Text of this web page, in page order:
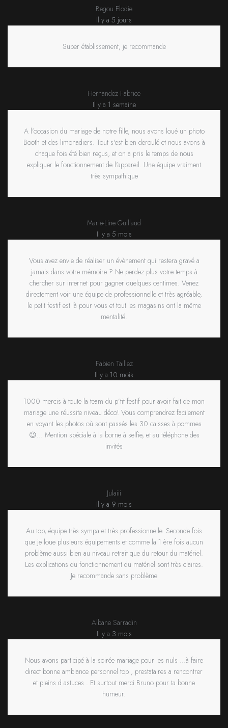
Begou Elodie
Il y a 5 jours
Super établissement, je recommande
Hernandez Fabrice
Il y a 1 semaine
A l'occasion du mariage de notre fille, nous avons loué un photo
Booth et des limonadiers. Tout s'est bien deroulé et nous avons à
chaque fois été bien reçus, et on a pris le temps de nous
expliquer le fonctionnement de l'appareil. Une équipe vraiment
très sympathique
Marie-Line Guillaud
Il y a 5 mois
Vous avez envie de réaliser un évènement qui restera gravé a
jamais dans votre mémoire ? Ne perdez plus votre temps à
chercher sur internet pour gagner quelques centimes. Venez
directement voir une équipe de professionnelle et très agréable,
le petit festif est là pour vous et tout les magasins ont la même
mentalité.
Fabien Taillez
Il y a 10 mois
1000 mercis à toute la team du p’tit festif pour avoir fait de mon
mariage une réussite niveau déco! Vous comprendrez facilement
en voyant les photos où sont passés les 30 caisses à pommes
😉… Mention spéciale à la borne à selfie, et au téléphone des
invités
Julaiii
Il y a 9 mois
Au top, équipe très sympa et très professionnelle. Seconde fois
que je loue plusieurs équipements et comme la 1 ère fois aucun
problème aussi bien au niveau retrait que du retour du matériel.
Les explications du fonctionnement du matériel sont très claires.
Je recommande sans problème
Albane Sarradin
Il y a 3 mois
Nous avons participé à la soirée mariage pour les nuls ...à faire
direct bonne ambiance personnel top , prestataires a rencontrer
et pleins d astuces . Et surtout merci Bruno pour ta bonne
humeur.